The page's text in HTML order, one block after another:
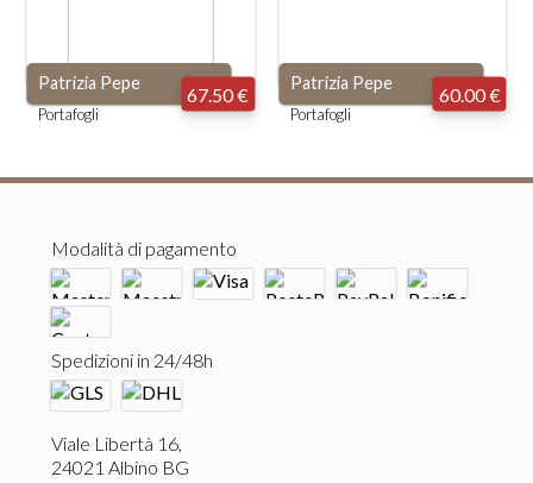
Patrizia Pepe
Portafogli
67.50 € Patrizia Pepe
Portafogli
60.00 €
Modalità di pagamento
Spedizioni in 24/48h
Viale Libertà 16,
24021 Albino BG